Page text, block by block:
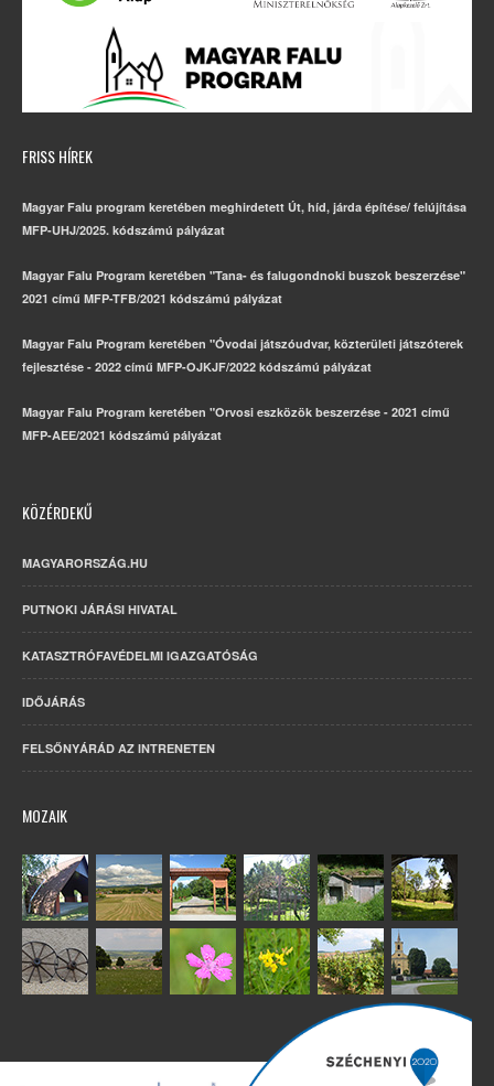
FRISS HÍREK
Magyar Falu program keretében meghirdetett Út, híd, járda építése/ felújítása
MFP-UHJ/2025. kódszámú pályázat
Magyar Falu Program keretében "Tana- és falugondnoki buszok beszerzése"
2021 című MFP-TFB/2021 kódszámú pályázat
Magyar Falu Program keretében "Óvodai játszóudvar, közterületi játszóterek
fejlesztése - 2022 című MFP-OJKJF/2022 kódszámú pályázat
Magyar Falu Program keretében "Orvosi eszközök beszerzése - 2021 című
MFP-AEE/2021 kódszámú pályázat
KÖZÉRDEKŰ
MAGYARORSZÁG.HU
PUTNOKI JÁRÁSI HIVATAL
KATASZTRÓFAVÉDELMI IGAZGATÓSÁG
IDŐJÁRÁS
FELSŐNYÁRÁD AZ INTRENETEN
MOZAIK